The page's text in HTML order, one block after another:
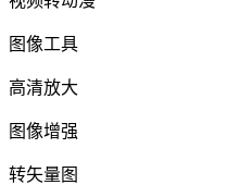
图像工具
高清放大
图像增强
转矢量图